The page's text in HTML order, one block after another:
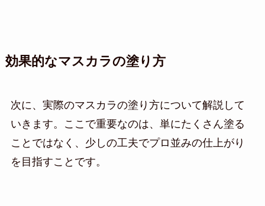
効果的なマスカラの塗り方
次に、実際のマスカラの塗り方について解説して
いきます。ここで重要なのは、単にたくさん塗る
ことではなく、少しの工夫でプロ並みの仕上がり
を目指すことです。